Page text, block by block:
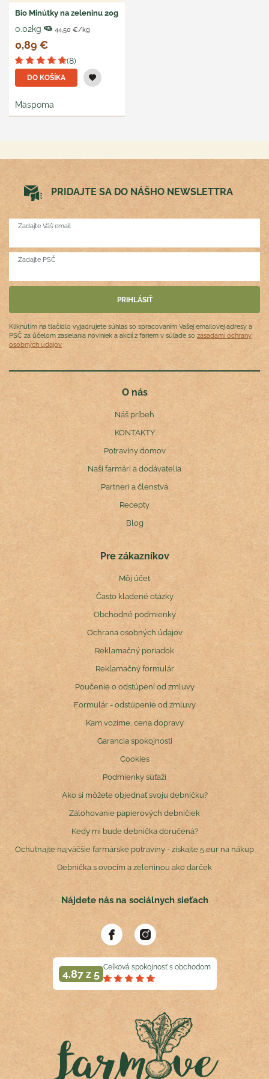
Bio Minútky na zeleninu 20g
0.02kg 44,50 €/kg
0,89 €
(8)
DO KOŠÍKA
Mäspoma
PRIDAJTE SA DO NÁŠHO NEWSLETTRA
Zadajte Váš email
Zadajte PSČ
Kliknutím na tlačidlo vyjadrujete súhlas so spracovaním Vašej emailovej adresy a
PSČ za účelom zasielania noviniek a akcií z fariem v súlade so zásadami ochrany
osobných údajov
O nás
Náš príbeh
KONTAKTY
Potraviny domov
Naši farmári a dodávatelia
Partneri a členstvá
Recepty
Blog
Pre zákazníkov
Môj účet
Často kladené otázky
Obchodné podmienky
Ochrana osobných údajov
Reklamačný poriadok
Reklamačný formulár
Poučenie o odstúpení od zmluvy
Formulár - odstúpenie od zmluvy
Kam vozíme, cena dopravy
Garancia spokojnosti
Cookies
Podmienky súťaží
Ako si môžete objednať svoju debničku?
Zálohovanie papierových debničiek
Kedy mi bude debnička doručená?
Ochutnajte najväčšie farmárske potraviny - získajte 5 eur na nákup
Debnička s ovocím a zeleninou ako darček
Nájdete nás na sociálnych sieťach
4.87 z 5
Celková spokojnosť s obchodom